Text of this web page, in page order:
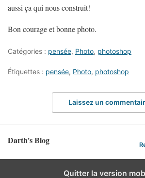
aussi ça qui nous construit!
Bon courage et bonne photo.
Catégories : pensée, Photo, photoshop
Étiquettes : pensée, Photo, photoshop
Laissez un
Darth's Blog
Quitter la version